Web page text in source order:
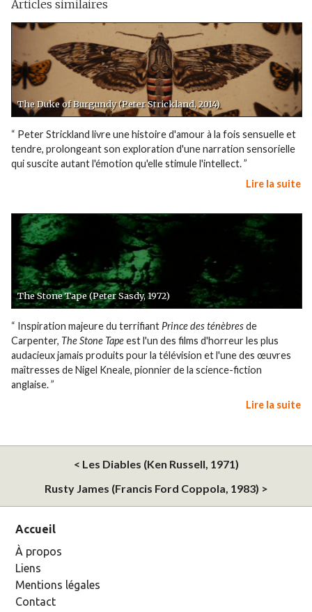
Articles similaires
The Duke of Burgundy (Peter Strickland, 2014)
“ Peter Strickland livre une histoire d'amour à la fois sensuelle et
tendre, prolongeant son exploration d'une narration sensorielle
qui suscite autant l'émotion qu'elle stimule l'intellect. ”
Lire la suite
The Stone Tape (Peter Sasdy, 1972)
“ Inspiration majeure du terrifiant Prince des ténèbresde
Carpenter, The Stone Tapeest l'un des films d'horreur les plus
audacieux jamais produits pour la télévision et l'une des œuvres
maîtresses de Nigel Kneale, pionnier de la science-fiction
anglaise. ”
Lire la suite
< Les Diables (Ken Russell, 1971)
Rusty James (Francis Ford Coppola, 1983) >
Accueil
À propos
Liens
Mentions légales
Contact